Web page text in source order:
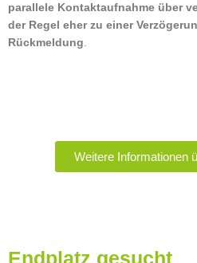
parallele Kontaktaufnahme über
der Regel eher zu einer
Rückmeldung
Weitere Informationen
Endplatz gesucht